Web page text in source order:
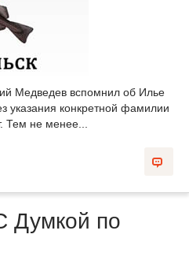
Медведев вспомнил об Илье
указания конкретной фамилии
Тем не менее...
Думкой по